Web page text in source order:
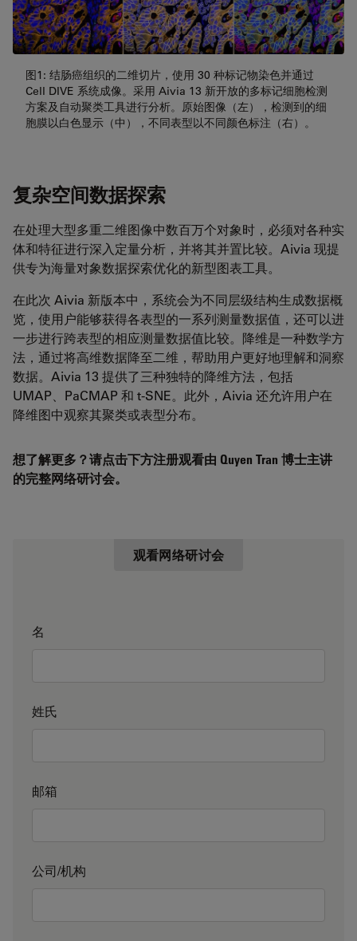
图1: 结肠癌组织的二维切片，使用 30 种标记物染色并通过
Cell DIVE 系统成像。采用 Aivia 13 新开放的多标记细胞检测
方案及自动聚类工具进行分析。原始图像（左），检测到的细
胞膜以白色显示（中），不同表型以不同颜色标注（右）。
复杂空间数据探索
在处理大型多重二维图像中数百万个对象时，必须对各种实
体和特征进行深入定量分析，并将其并置比较。Aivia 现提
供专为海量对象数据探索优化的新型图表工具。
在此次 Aivia 新版本中，系统会为不同层级结构生成数据概
览，使用户能够获得各表型的一系列测量数据值，还可以进
一步进行跨表型的相应测量数据值比较。降维是一种数学方
法，通过将高维数据降至二维，帮助用户更好地理解和洞察
数据。Aivia 13 提供了三种独特的降维方法，包括
UMAP、PaCMAP 和 t-SNE。此外，Aivia 还允许用户在
降维图中观察其聚类或表型分布。
想了解更多？请点击下方注册观看由 Quyen Tran 博士主讲
的完整网络研讨会。
观看网络研讨会
名
姓氏
邮箱
公司/机构